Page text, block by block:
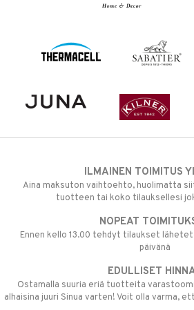
ILMAINEN TOIMITUS
Aina maksuton vaihtoehto, huolimatta
tuotteen tai koko tilauksellesi
NOPEAT
Ennen kello 13.00 tehdyt tilaukset
päivänä
EDULLISET
Ostamalla suuria eriä tuotteita
alhaisina juuri Sinua varten! Voit olla varma,